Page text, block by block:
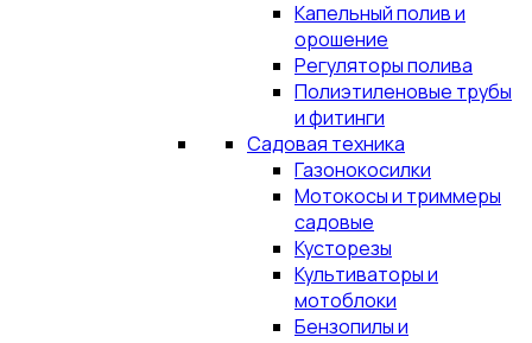
Капельный полив и
орошение
Регуляторы полива
Полиэтиленовые трубы
и фитинги
Садовая техника
Газонокосилки
Мотокосы и триммеры
садовые
Кусторезы
Культиваторы и
мотоблоки
Бензопилы и